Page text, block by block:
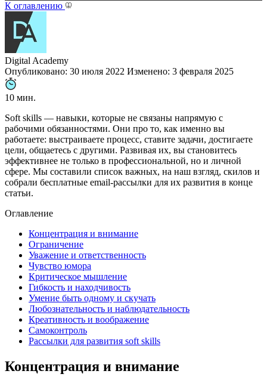
К оглавлению
Digital Academy
Опубликовано: 30 июля 2022 Изменено: 3 февраля 2025
10 мин.
Soft skills — навыки, которые не связаны напрямую с
рабочими обязанностями. Они про то, как именно вы
работаете: выстраиваете процесс, ставите задачи, достигаете
цели, общаетесь с другими. Развивая их, вы становитесь
эффективнее не только в профессиональной, но и личной
сфере. Мы составили список важных, на наш взгляд, скилов и
собрали бесплатные email-рассылки для их развития в конце
статьи.
Оглавление
Концентрация и внимание
Ограничение
Уважение и ответственность
Чувство юмора
Критическое мышление
Гибкость и находчивость
Умение быть одному и скучать
Любознательность и наблюдательность
Креативность и воображение
Самоконтроль
Рассылки для развития soft skills
Концентрация и внимание